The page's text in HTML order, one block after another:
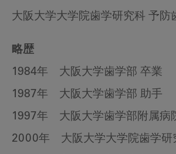
大阪大学大学院歯学研究科 予防
略歴
1984年 大阪大学歯学部 卒業
1987年 大阪大学歯学部 助手
1997年 大阪大学歯学部附属病
2000年 大阪大学大学院歯学研